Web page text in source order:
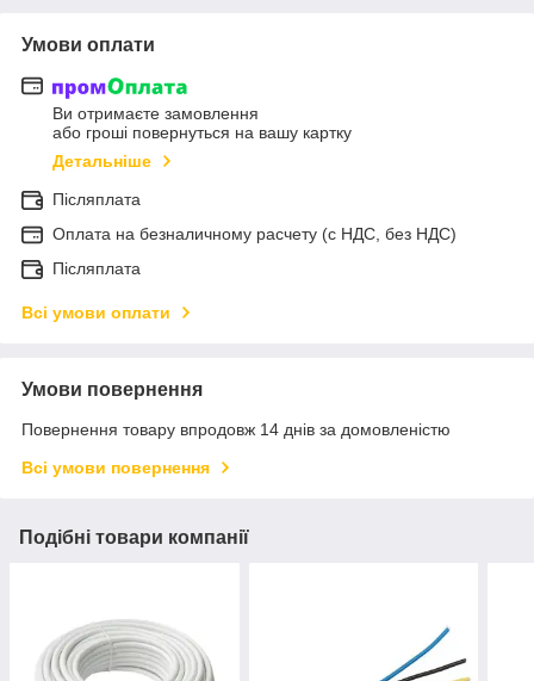
Умови оплати
Ви отримаєте замовлення
або гроші повернуться на вашу картку
Детальніше
Післяплата
Оплата на безналичному расчету (с НДС, без НДС)
Післяплата
Всі умови оплати
Умови повернення
Повернення товару впродовж 14 днів за домовленістю
Всі умови повернення
Подібні товари компанії